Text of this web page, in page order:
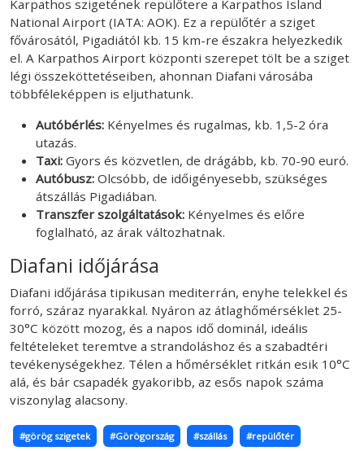
Karpathos szigetének repülőtere a Karpathos Island
National Airport (IATA: AOK). Ez a repülőtér a sziget
fővárosától, Pigadiától kb. 15 km-re északra helyezkedik
el. A Karpathos Airport központi szerepet tölt be a sziget
légi összeköttetéseiben, ahonnan Diafani városába
többféleképpen is eljuthatunk.
Autóbérlés: Kényelmes és rugalmas, kb. 1,5-2 óra
utazás.
Taxi: Gyors és közvetlen, de drágább, kb. 70-90 euró.
Autóbusz: Olcsóbb, de időigényesebb, szükséges
átszállás Pigadiában.
Transzfer szolgáltatások: Kényelmes és előre
foglalható, az árak változhatnak.
Diafani időjárása
Diafani időjárása tipikusan mediterrán, enyhe telekkel és
forró, száraz nyarakkal. Nyáron az átlaghőmérséklet 25-
30°C között mozog, és a napos idő dominál, ideális
feltételeket teremtve a strandoláshoz és a szabadtéri
tevékenységekhez. Télen a hőmérséklet ritkán esik 10°C
alá, és bár csapadék gyakoribb, az esős napok száma
viszonylag alacsony.
#görög szigetek #Görögország #szállás #repülőtér